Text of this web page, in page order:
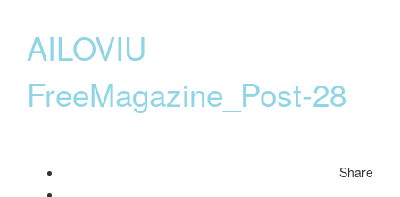
AILOVIU
FreeMagazine_Post-28
Share